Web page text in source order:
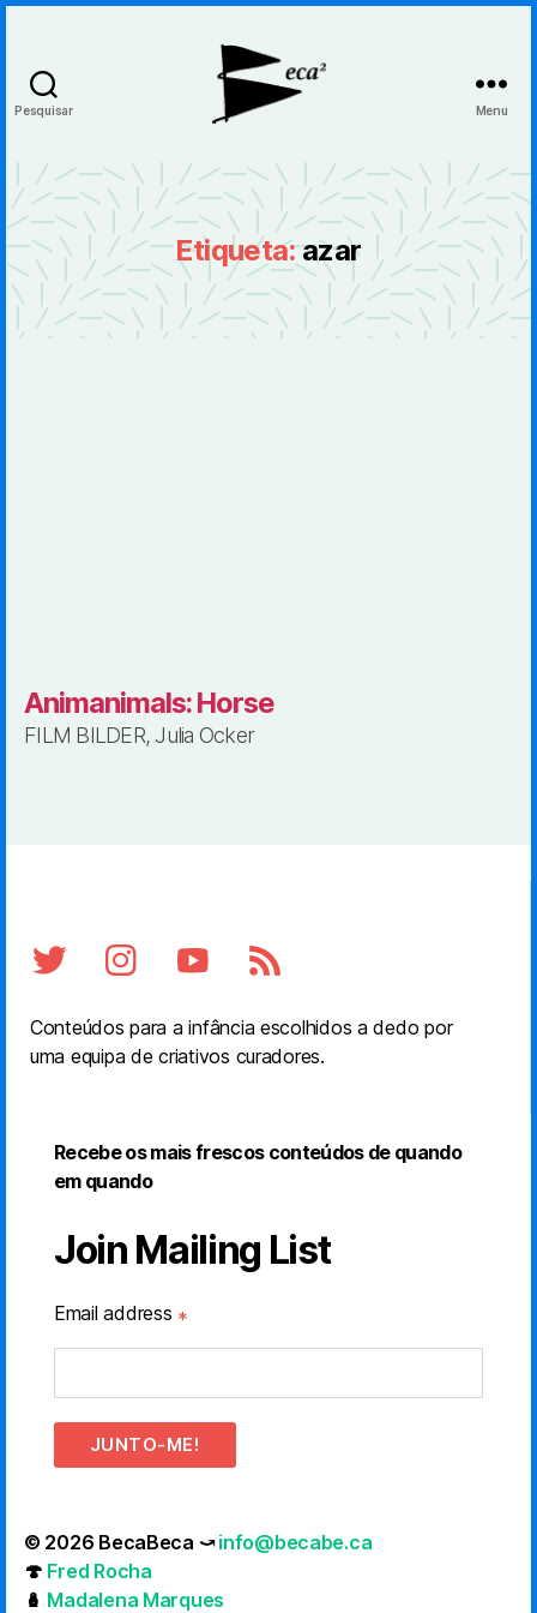
Pesquisar Menu
Etiqueta:azar
Animanimals: Horse
FILM BILDER, Julia Ocker
Conteúdos para a infância escolhidos a dedo por
uma equipa de criativos curadores.
Recebe os mais frescos conteúdos de quando
em quando
Join Mailing List
Email address *
JUNTO-ME!
© 2026 BecaBeca ⤻info@becabe.ca
🍄 Fred Rocha
🪆 Madalena Marques